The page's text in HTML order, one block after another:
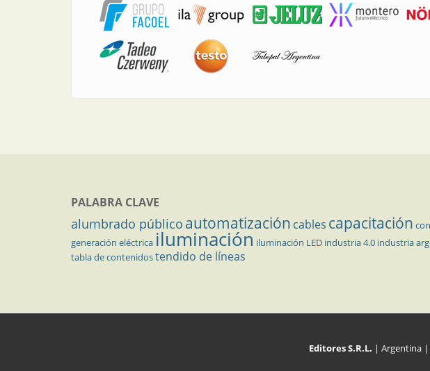
PALABRA CLAVE
alumbrado público automatización cables capacitación
generación eléctrica iluminación iluminación LED industria 4.0 industria
tabla de contenidostendido de líneas
Editores S.R.L. | Argentina |